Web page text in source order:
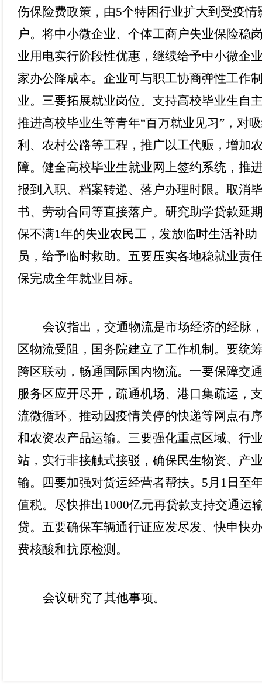
伤保险费政策，由5个特困行业扩大到受疫
户。将中小微企业、个体工商户失业保险稳
业用电实行阶段性优惠，继续给予中小微企
家办公降成本。企业可与职工协商弹性工作
业。三要拓展就业岗位。支持高校毕业生自
推进高校毕业生等青年“百万就业见习”，对
利、农村公路等工程，推广以工代赈，增加
障。健全高校毕业生就业网上签约系统，推
报到入职、档案转递、落户办理时限。取消
书、劳动合同等直接落户。研究助学贷款延
保不满1年的失业农民工，发放临时生活补
员，给予临时救助。五要压实各地稳就业责
保完成全年就业目标。
会议指出，交通物流是市场经济的经脉
区物流受阻，国务院建立了工作机制。要统
跨区联动，畅通国际国内物流。一要保障交
服务区应开尽开，疏通机场、港口集疏运，
流微循环。推动因疫情关停的快递等网点有
和农资农产品运输。三要强化重点区域、行
站，实行非接触式接驳，确保民生物资、产
输。四要加强对货运经营者帮扶。 5月1日至
值税。尽快推出1000亿元再贷款支持交通运
贷。五要确保车辆通行证应发尽发、快申快
费核酸和抗原检测。
会议研究了其他事项。